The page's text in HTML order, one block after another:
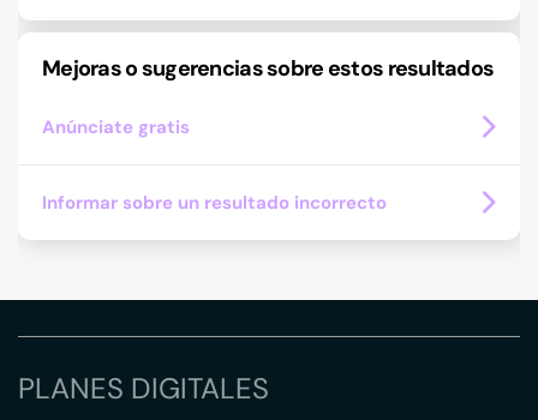
Mejoras o sugerencias sobre estos resultados
Anúnciate gratis
Informar sobre un resultado incorrecto
PLANES DIGITALES